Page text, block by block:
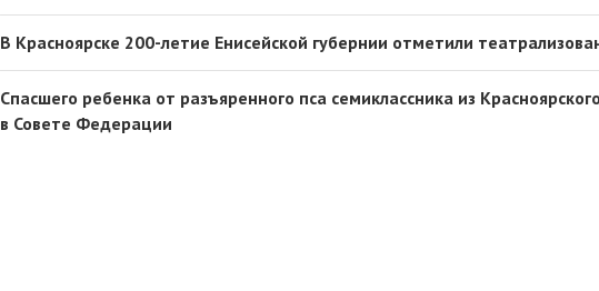
В Красноярске 200-летие Енисейской губернии отметили
Спасшего ребенка от разъяренного пса семиклассника из
в Совете Федерации